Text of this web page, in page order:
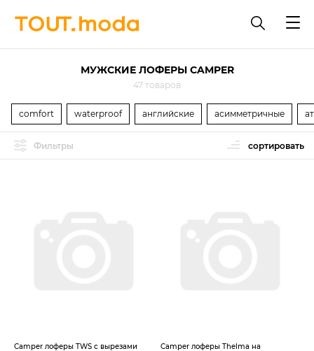
МУЖСКИЕ ЛОФЕРЫ CAMPER
47 товаров
comfort waterproof английские асимметричные
Фильтры сортировать
Camper лоферы TWS с вырезами
Camper лоферы Thelma на